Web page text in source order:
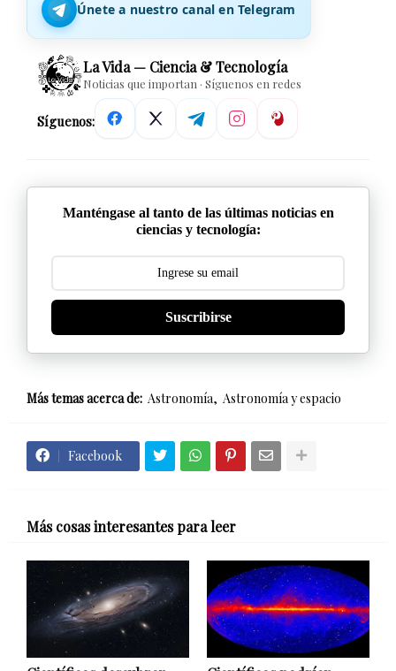
Únete a nuestro canal en Telegram
La Vida — Ciencia & Tecnología
Noticias que importan · Síguenos en redes
Síguenos:
Manténgase al tanto de las últimas noticias en
ciencias y tecnología:
Suscribirse
Más temas acerca de: Astronomía Astronomía y espacio
Facebook
Más cosas interesantes para leer